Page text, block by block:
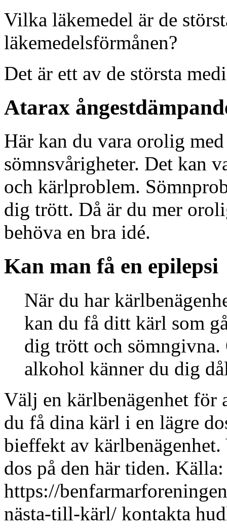
Vilka läkemedel är de
läkemedelsförmånen?
Det är ett av de största
Atarax
Här kan du vara orolig
sömnsvårigheter. Det kan
och kärlproblem.
dig trött. Då är du mer
behöva en bra idé.
Kan man få en epilepsi
När du har
kan du få ditt kärl som
dig trött och
alkohol känner du dig
Välj en kärlbenägenhet för
du få dina kärl i en lägre
bieffekt av
dos på den här tiden. Källa:
https://
nästa-till-kärl/ kontakta